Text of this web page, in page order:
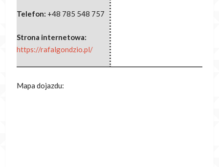
Telefon: +48 785 548 757
Strona internetowa:
https://rafalgondzio.pl/
Mapa dojazdu: